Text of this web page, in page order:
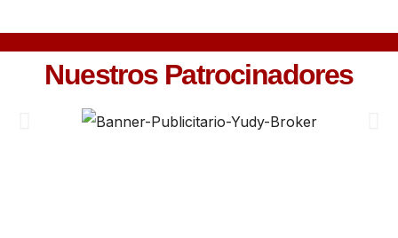
Nuestros Patrocinadores